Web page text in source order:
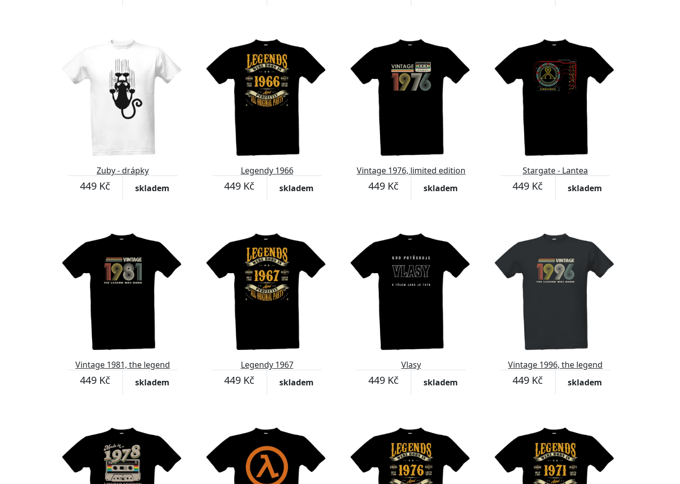
Zuby - drápky
449 Kč skladem
Legendy 1966
449 Kč skladem
Vintage 1976, limited edition
449 Kč skladem
Stargate - Lantea
449 Kč skladem
Vintage 1981, the legend
was born
449 Kč skladem
Legendy 1967
449 Kč skladem
Vlasy
449 Kč skladem
Vintage 1996, the legend
was born
449 Kč skladem